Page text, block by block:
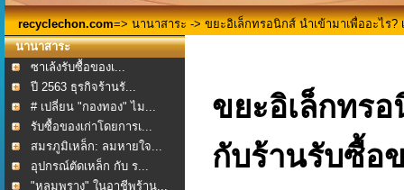
recyclechon.com=> นานาสาระ -> ขยะอิเล็กทรอนิกส์ นำเข้ามาเพื่ออะไร?
นานาสาระ
ซาเล้งรับซื้อของเ...
ปี 2563 ธุรกิจร้านรั...
# เปลี่ยน "กองทอง" ไม...
รับซื้อของเก่าโดยการเ...
สมรภูมิเหล็ก: ลมหายใจ...
อุปกรณ์ตัดเหล็ก กับ ร...
"หลุมพราง" ในอาชีพร้าน...
ขยะอิเล็กทรอ
กับร้านรับซื้อ